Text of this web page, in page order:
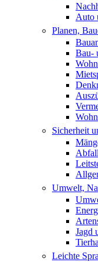
Auto
Planen,
Bau-
Sicherheit
Umwelt,
Jagd
Leichte